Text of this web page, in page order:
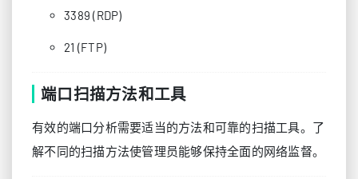
3389 (RDP)
21 (FTP)
端口扫描方法和工具
有效的端口分析需要适当的方法和可靠的扫描工具。了
解不同的扫描方法使管理员能够保持全面的网络监督。